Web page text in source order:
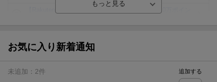
が当たる！
楽天モバイル紹介キャンペーンの拡散で300円OFFクーポン
お気に入り新着通知
未追加： 2件 追加する